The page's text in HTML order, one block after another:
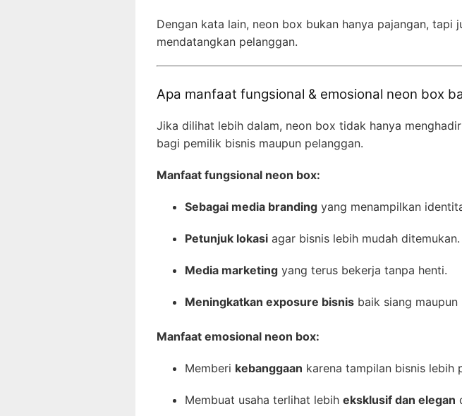
Dengan kata lain, neon box bukan hanya pajangan,
mendatangkan pelanggan.
Apa manfaat fungsional & emosional neon box
Jika dilihat lebih dalam, neon box tidak hanya
bagi pemilik bisnis maupun pelanggan.
Manfaat fungsional neon box:
Sebagai media branding yang menampilkan
Petunjuk lokasi agar bisnis lebih mudah ditemukan.
Media marketing yang terus bekerja tanpa henti.
Meningkatkan exposure bisnis baik siang maupun
Manfaat emosional neon box:
Memberi kebanggaan karena tampilan bisnis lebih
Membuat usaha terlihat lebih eksklusif dan elegan